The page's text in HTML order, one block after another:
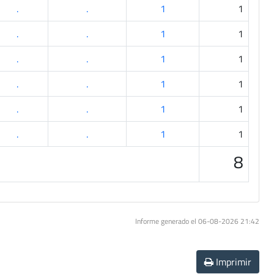
. . 1
1
. . 1
1
. . 1
1
. . 1
1
. . 1
1
. . 1 1
8
Informe generado el 06-08-2026 21:42
Imprimir